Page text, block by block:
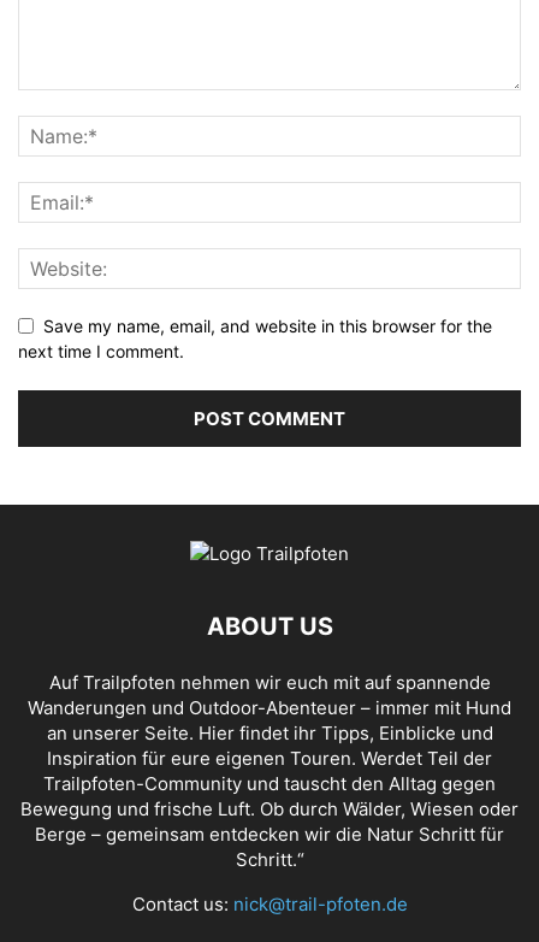
Save my name, email, and website in this browser for the
next time I comment.
ABOUT US
Auf Trailpfoten nehmen wir euch mit auf spannende
Wanderungen und Outdoor-Abenteuer – immer mit Hund
an unserer Seite. Hier findet ihr Tipps, Einblicke und
Inspiration für eure eigenen Touren. Werdet Teil der
Trailpfoten-Community und tauscht den Alltag gegen
Bewegung und frische Luft. Ob durch Wälder, Wiesen oder
Berge – gemeinsam entdecken wir die Natur Schritt für
Schritt.“
Contact us: nick@trail-pfoten.de